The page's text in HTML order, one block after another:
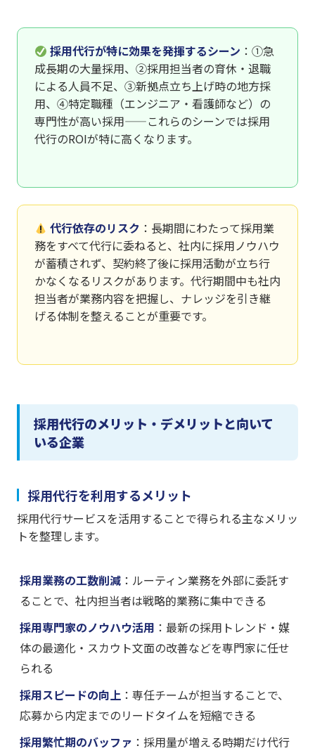
採用代行が特に効果を発揮するシーン ：①急
成長期の大量採用、②採用担当者の育休・退職
による人員不足、③新拠点立ち上げ時の地方採
用、④特定職種（エンジニア・看護師など）の
専門性が高い採用——これらのシーンでは採用
代行のROIが特に高くなります。
代行依存のリスク ：長期間にわたって採用業
務をすべて代行に委ねると、社内に採用ノウハウ
が蓄積されず、契約終了後に採用活動が立ち行
かなくなるリスクがあります。代行期間中も社内
担当者が業務内容を把握し、ナレッジを引き継
げる体制を整えることが重要です。
採用代行のメリット・デメリットと向いて
いる企業
採用代行を利用するメリット
採用代行サービスを活用することで得られる主なメリッ
トを整理します。
採用業務の工数削減 ：ルーティン業務を外部に委託す
ることで、社内担当者は戦略的業務に集中できる
採用専門家のノウハウ活用 ：最新の採用トレンド・媒
体の最適化・スカウト文面の改善などを専門家に任せ
られる
採用スピードの向上 ：専任チームが担当することで、
応募から内定までのリードタイムを短縮できる
採用繁忙期のバッファ ：採用量が増える時期だけ代行